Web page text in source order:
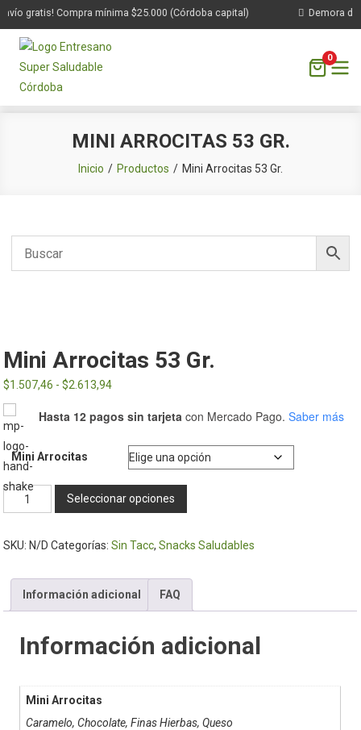
gratis! Compra mínima $25.000 (Córdoba capital) Demora de
0
MINI ARROCITAS 53 GR.
Inicio Productos Mini Arrocitas 53 Gr.
Mini Arrocitas 53 Gr.
$1.507,46 - $2.613,94Rango
precios:
desde
$1.507,46
hasta
$2.613,94
Hasta 12 pagos sin tarjeta con Mercado Pago. Saber más
Mini Arrocitas
Mini
Arrocitas
Seleccionar opciones
SKU: N/D Categorías:Sin Tacc,Snacks Saludables
Información adicional FAQ
Información adicional
Mini Arrocitas
Caramelo, Chocolate, Finas Hierbas, Queso